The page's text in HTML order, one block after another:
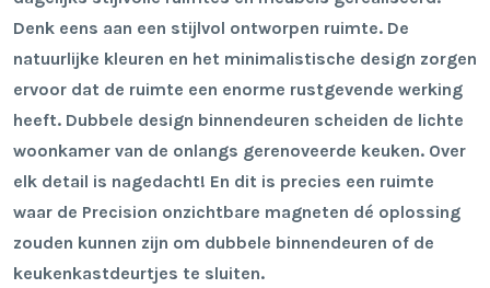
Denk eens aan een stijlvol ontworpen ruimte. De
natuurlijke kleuren en het minimalistische design zorgen
ervoor dat de ruimte een enorme rustgevende werking
heeft. Dubbele design binnendeuren scheiden de lichte
woonkamer van de onlangs gerenoveerde keuken. Over
elk detail is nagedacht! En dit is precies een ruimte
waar de Precision onzichtbare magneten dé oplossing
zouden kunnen zijn om dubbele binnendeuren of de
keukenkastdeurtjes te sluiten.